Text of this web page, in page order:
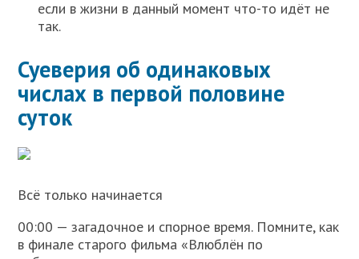
если в жизни в данный момент что-то идёт не
так.
Суеверия об одинаковых
числах в первой половине
суток
Всё только начинается
00:00 — загадочное и спорное время. Помните, как
в финале старого фильма «Влюблён по